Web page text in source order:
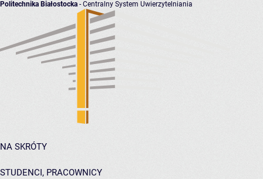
Politechnika Białostocka - Centralny System Uwierzytelniania
NA SKRÓTY
STUDENCI, PRACOWNICY